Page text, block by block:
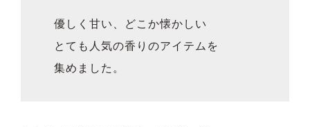
優しく甘い、どこか懐かしい
とても人気の香りのアイテムを
集めました。